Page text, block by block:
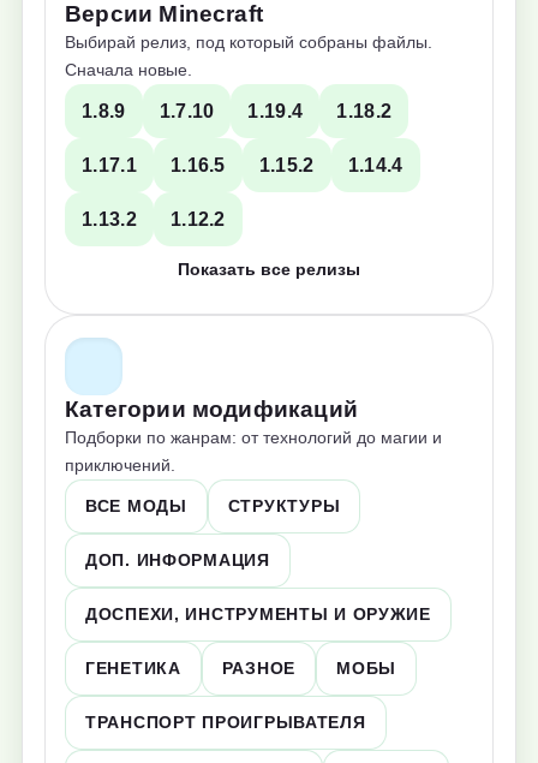
Версии Minecraft
Выбирай релиз, под который собраны файлы.
Сначала новые.
1.8.9 1.7.10 1.19.4 1.18.2
1.17.1 1.16.5 1.15.2 1.14.4
1.13.2 1.12.2
Показать все релизы
Категории модификаций
Подборки по жанрам: от технологий до магии и
приключений.
ВСЕ МОДЫ СТРУКТУРЫ
ДОП. ИНФОРМАЦИЯ
ДОСПЕХИ, ИНСТРУМЕНТЫ И ОРУЖИЕ
ГЕНЕТИКА РАЗНОЕ МОБЫ
ТРАНСПОРТ ПРОИГРЫВАТЕЛЯ